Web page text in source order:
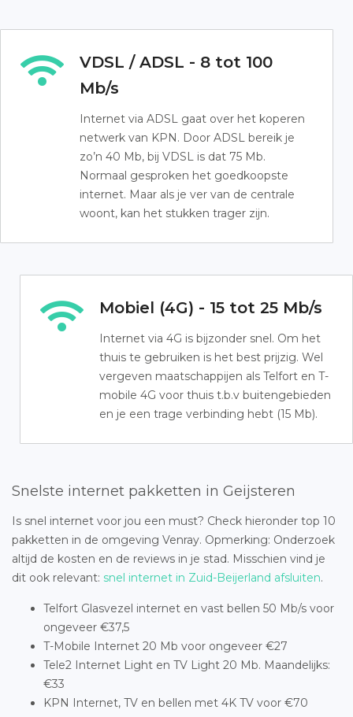
VDSL / ADSL - 8 tot 100
Mb/s
Internet via ADSL gaat over het koperen
netwerk van KPN. Door ADSL bereik je
zo’n 40 Mb, bij VDSL is dat 75 Mb.
Normaal gesproken het goedkoopste
internet. Maar als je ver van de centrale
woont, kan het stukken trager zijn.
Mobiel (4G) - 15 tot 25 Mb/s
Internet via 4G is bijzonder snel. Om het
thuis te gebruiken is het best prijzig. Wel
vergeven maatschappijen als Telfort en T-
mobile 4G voor thuis t.b.v buitengebieden
en je een trage verbinding hebt (15 Mb).
Snelste internet pakketten in Geijsteren
Is snel internet voor jou een must? Check hieronder top 10
pakketten in de omgeving Venray. Opmerking: Onderzoek
altijd de kosten en de reviews in je stad. Misschien vind je
dit ook relevant: snel internet in Zuid-Beijerland afsluiten.
Telfort Glasvezel internet en vast bellen 50 Mb/s voor
ongeveer €37,5
T-Mobile Internet 20 Mb voor ongeveer €27
Tele2 Internet Light en TV Light 20 Mb. Maandelijks:
€33
KPN Internet, TV en bellen met 4K TV voor €70